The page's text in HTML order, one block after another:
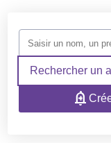
MONUMENTS
NOYAL-
CHÂTEAUBOURG
Rechercher un